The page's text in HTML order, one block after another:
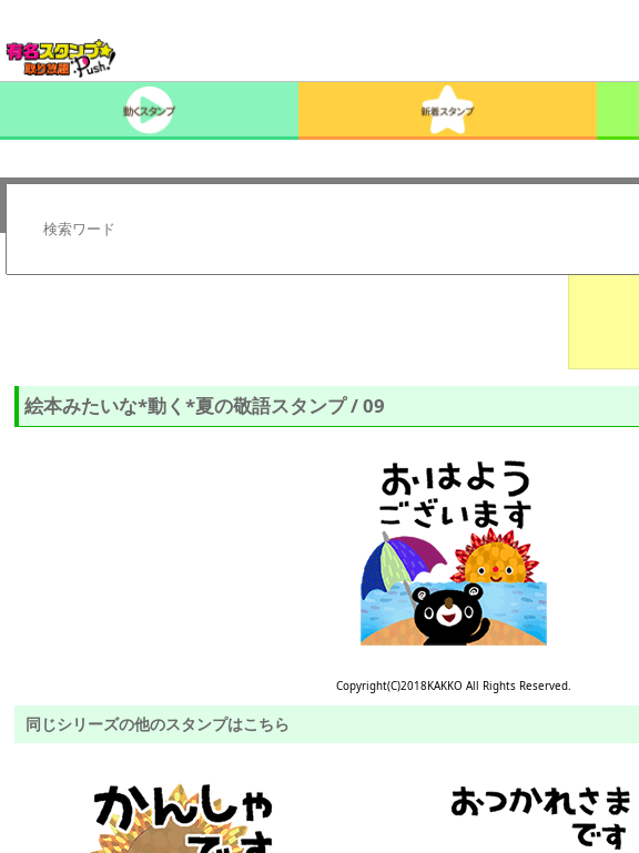
絵本みたいな*動く*夏の敬語スタンプ / 09
Copyright(C)2018KAKKO All Rights Reserved.
同じシリーズの他のスタンプはこちら